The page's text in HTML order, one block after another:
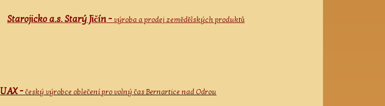
Starojicko a.s. Starý Jičín - výroba a prodej zemědělských produktů
UAX -český výrobce oblečení pro volný čas Bernartice nad Odrou